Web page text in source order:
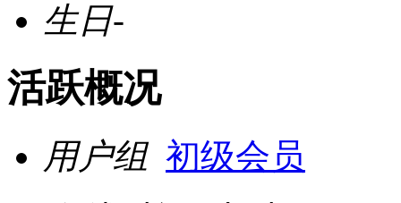
生日-
活跃概况
用户组 初级会员